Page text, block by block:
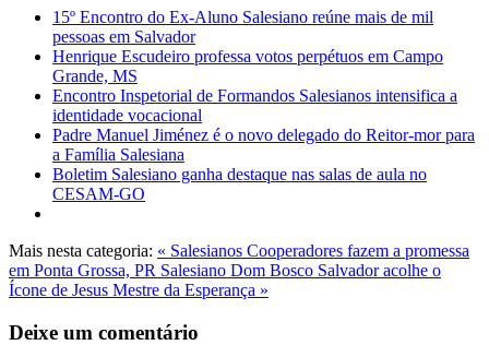
15º Encontro do Ex-Aluno Salesiano reúne mais de mil
pessoas em Salvador
Henrique Escudeiro professa votos perpétuos em Campo
Grande, MS
Encontro Inspetorial de Formandos Salesianos intensifica a
identidade vocacional
Padre Manuel Jiménez é o novo delegado do Reitor-mor para
a Família Salesiana
Boletim Salesiano ganha destaque nas salas de aula no
CESAM-GO
Mais nesta categoria: « Salesianos Cooperadores fazem a promessa
em Ponta Grossa, PR Salesiano Dom Bosco Salvador acolhe o
Ícone de Jesus Mestre da Esperança »
Deixe um comentário